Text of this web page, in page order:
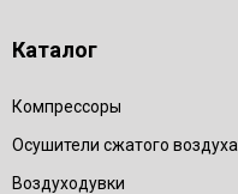
Каталог
Компрессоры
Осушители сжатого воздуха
Воздуходувки